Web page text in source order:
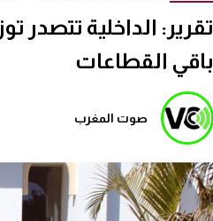
باقي القطاعات
صوت المغرب